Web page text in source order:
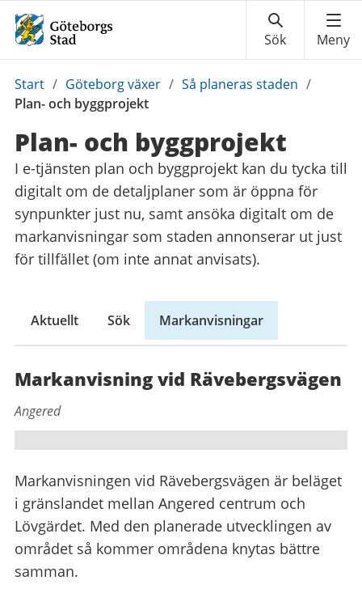
Du
är
Start / Göteborg växer / Så planeras staden /
Plan- och byggprojekt
Plan- och byggprojekt
I e-tjänsten plan och byggprojekt kan du tycka till
digitalt om de detaljplaner som är öppna för
synpunkter just nu, samt ansöka digitalt om de
markanvisningar som staden annonserar ut just
för tillfället (om inte annat anvisats).
Aktuellt Sök Markanvisningar
Markanvisning vid Rävebergsvägen
Angered
Markanvisningen vid Rävebergsvägen är beläget
i gränslandet mellan Angered centrum och
Lövgärdet. Med den planerade utvecklingen av
området så kommer områdena knytas bättre
samman.